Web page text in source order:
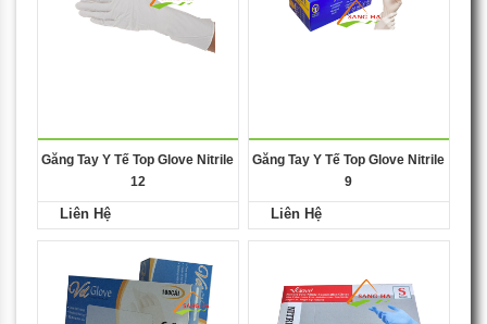
Găng Tay Y Tế Top Glove Nitrile
12
Liên Hệ
Găng Tay Y Tế Top Glove Nitrile
9
Liên Hệ